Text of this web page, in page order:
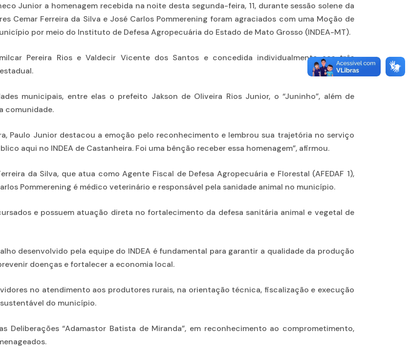
Junior a homenagem recebida na noite desta segunda-feira, 11, durante sessão solene da
Cemar Ferreira da Silva e José Carlos Pommerening foram agraciados com uma Moção de
por meio do Instituto de Defesa Agropecuária do Estado de Mato Grosso (INDEA-MT).
Pereira Rios e Valdecir Vicente dos Santos e concedida individualmente aos três
municipais, entre elas o prefeito Jakson de Oliveira Rios Junior, o “Juninho”, além de
comunidade.
Paulo Junior destacou a emoção pelo reconhecimento e lembrou sua trajetória no serviço
aqui no INDEA de Castanheira. Foi uma bênção receber essa homenagem”, afirmou.
da Silva, que atua como Agente Fiscal de Defesa Agropecuária e Florestal (AFEDAF 1),
Pommerening é médico veterinário e responsável pela sanidade animal no município.
e possuem atuação direta no fortalecimento da defesa sanitária animal e vegetal de
desenvolvido pela equipe do INDEA é fundamental para garantir a qualidade da produção
doenças e fortalecer a economia local.
no atendimento aos produtores rurais, na orientação técnica, fiscalização e execução
do município.
Deliberações “Adamastor Batista de Miranda”, em reconhecimento ao comprometimento,